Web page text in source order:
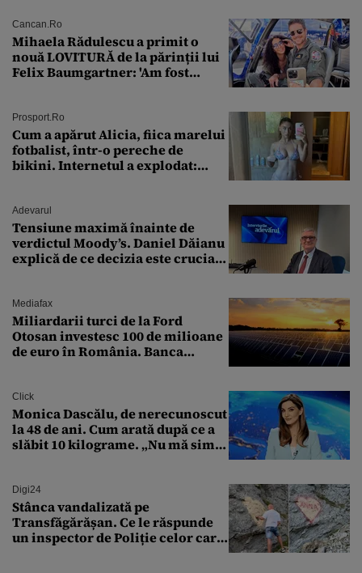
Cancan.ro
Mihaela Rădulescu a primit o
nouă LOVITURĂ de la părinții lui
Felix Baumgartner: 'Am fost
Prosport.ro
Cum a apărut Alicia, fiica marelui
fotbalist, într-o pereche de
bikini. Internetul a explodat:
Adevarul
Tensiune maximă înainte de
verdictul Moody’s. Daniel Dăianu
explică de ce decizia este crucială
Mediafax
Miliardarii turci de la Ford
Otosan investesc 100 de milioane
de euro în România. Banca
Click
Monica Dascălu, de nerecunoscut
la 48 de ani. Cum arată după ce a
slăbit 10 kilograme. „Nu mă simt
Digi24
Stânca vandalizată pe
Transfăgărășan. Ce le răspunde
un inspector de Poliție celor care